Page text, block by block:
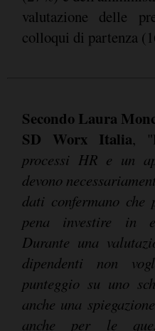
valutazione delle
colloqui di partenza
Secondo Laura
SD Worx Italia, "l
processi HR e un
devono
dati confermano
pena investire in
Durante una
dipendenti non
punteggio su uno
anche una
anche per le